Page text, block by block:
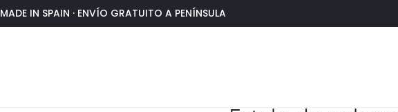
MADE IN SPAIN · ENVÍO GRATUITO A PENÍNSULA